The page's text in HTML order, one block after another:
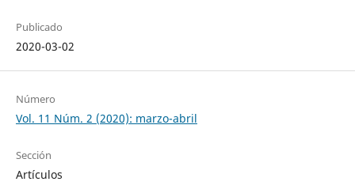
Publicado
2020-03-02
Número
Vol. 11 Núm. 2 (2020): marzo-abril
Sección
Artículos